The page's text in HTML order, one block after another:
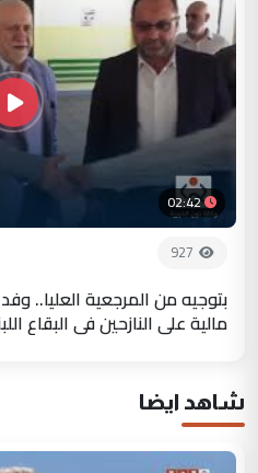
02:42
927
بتوجيه من المرجعية العليا..
مالية على النازحين في البقاع
شاهد ايضا